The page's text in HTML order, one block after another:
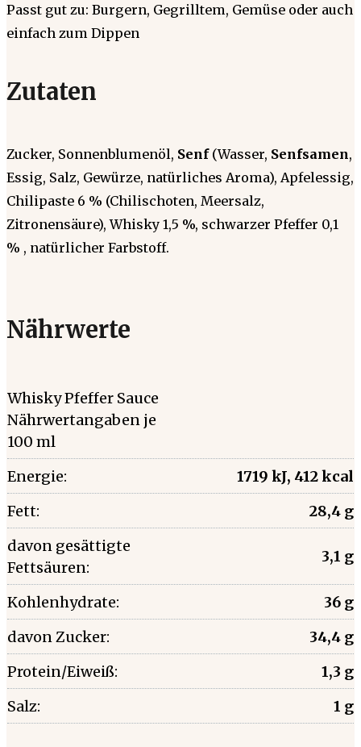
Passt gut zu: Burgern, Gegrilltem, Gemüse oder auch
einfach zum Dippen
Zutaten
Zucker, Sonnenblumenöl, Senf (Wasser, Senfsamen,
Essig, Salz, Gewürze, natürliches Aroma), Apfelessig,
Chilipaste 6 % (Chilischoten, Meersalz,
Zitronensäure), Whisky 1,5 %, schwarzer Pfeffer 0,1
% , natürlicher Farbstoff.
Nährwerte
Whisky Pfeffer Sauce
Nährwertangaben je
100 ml
Energie:
1719 kJ, 412 kcal
Fett:
28,4 g
davon gesättigte
Fettsäuren:
3,1 g
Kohlenhydrate:
36 g
davon Zucker:
34,4 g
Protein/Eiweiß:
1,3 g
Salz:
1 g